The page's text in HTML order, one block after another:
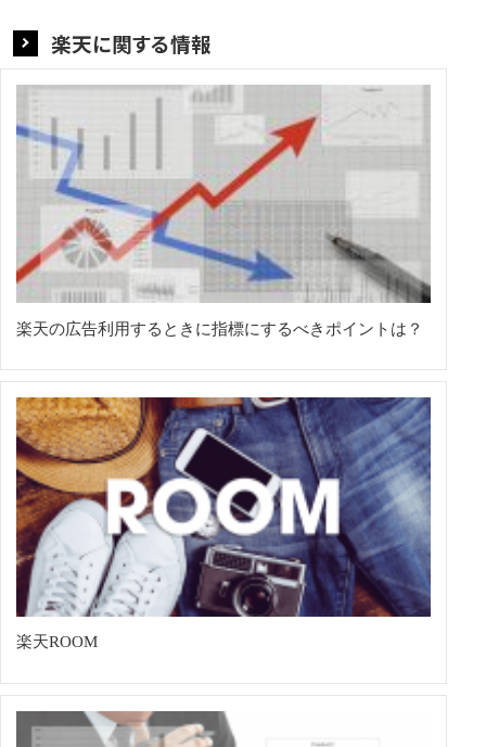
楽天に関する情報
楽天の広告利用するときに指標にするべきポイントは？
楽天ROOM